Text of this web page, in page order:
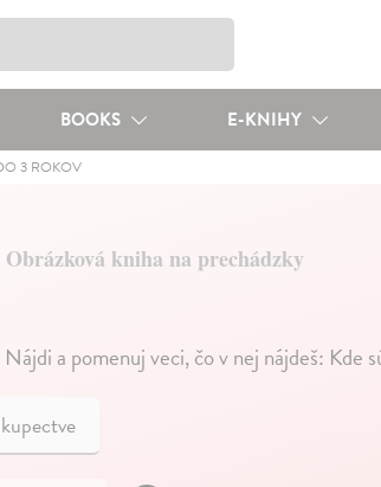
BOOKS E-KNIHY
3 ROKOV
Obrázková kniha na prechádzky
a pomenuj veci, čo v nej nájdeš: Kde